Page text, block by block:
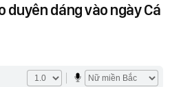
duyên dáng vào ngày Cá